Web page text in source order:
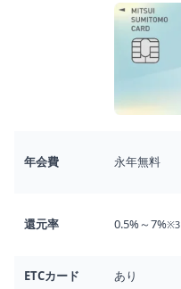
年会費 永年無料
還元率 0.5%～7%※3
ETCカード あり